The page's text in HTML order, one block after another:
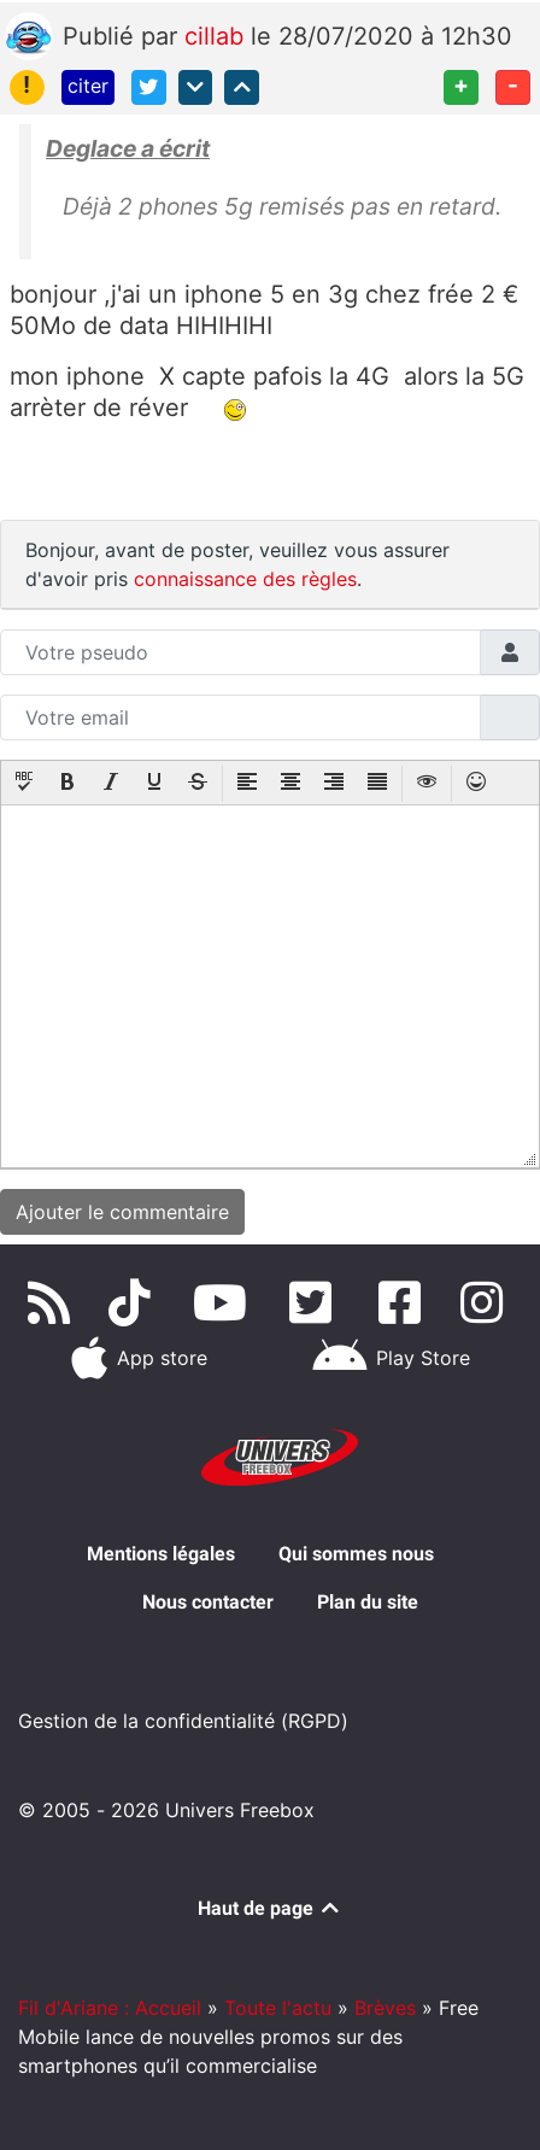
Publié par cillab le 28/07/2020 à 12h30
!
citer + -
Deglace a écrit
Déjà 2 phones 5g remisés pas en retard.
bonjour ,j'ai un iphone 5 en 3g chez frée 2 €
50Mo de data HIHIHIHI
mon iphone X capte pafois la 4G alors la 5G
arrèter de réver
Bonjour, avant de poster, veuillez vous assurer
d'avoir pris connaissance des règles.
App store Play Store
Mentions légales Qui sommes nous
Nous contacter Plan du site
Gestion de la confidentialité (RGPD)
© 2005 - 2026 Univers Freebox
Haut de page
Fil d'Ariane : Accueil » Toute l'actu » Brèves » Free
Mobile lance de nouvelles promos sur des
smartphones qu’il commercialise